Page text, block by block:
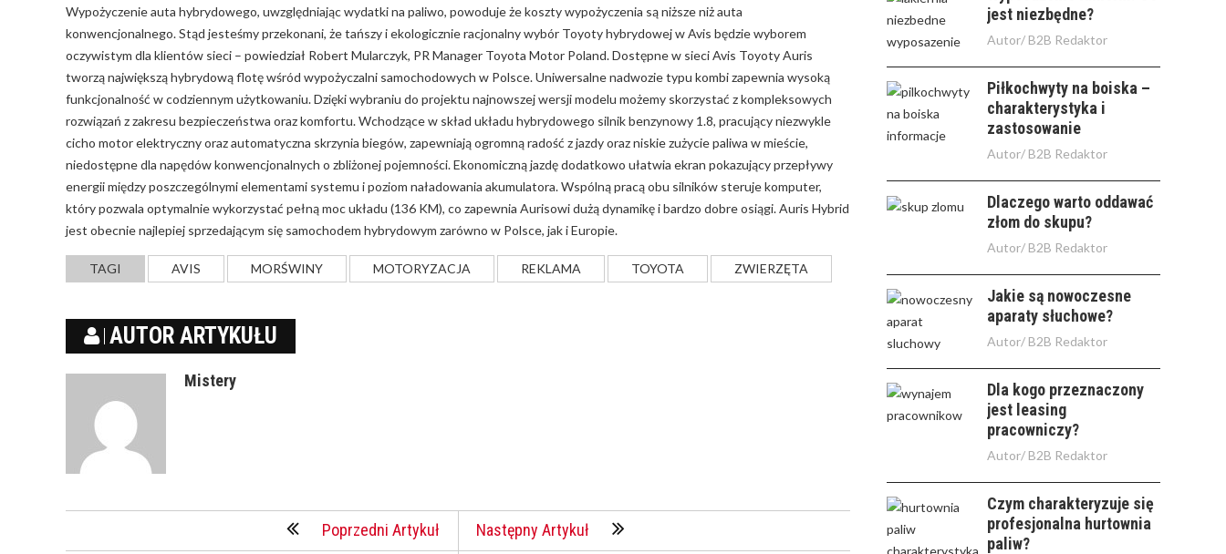
Wypożyczenie auta hybrydowego, uwzględniając wydatki na paliwo, powoduje że koszty wypożyczenia są niższe niż auta
konwencjonalnego. Stąd jesteśmy przekonani, że tańszy i ekologicznie racjonalny wybór Toyoty hybrydowej w Avis będzie wyborem
oczywistym dla klientów sieci – powiedział Robert Mularczyk, PR Manager Toyota Motor Poland. Dostępne w sieci Avis Toyoty Auris
tworzą największą hybrydową flotę wśród wypożyczalni samochodowych w Polsce. Uniwersalne nadwozie typu kombi zapewnia wysoką
funkcjonalność w codziennym użytkowaniu. Dzięki wybraniu do projektu najnowszej wersji modelu możemy skorzystać z kompleksowych
rozwiązań z zakresu bezpieczeństwa oraz komfortu. Wchodzące w skład układu hybrydowego silnik benzynowy 1.8, pracujący niezwykle
cicho motor elektryczny oraz automatyczna skrzynia biegów, zapewniają ogromną radość z jazdy oraz niskie zużycie paliwa w mieście,
niedostępne dla napędów konwencjonalnych o zbliżonej pojemności. Ekonomiczną jazdę dodatkowo ułatwia ekran pokazujący przepływy
energii między poszczególnymi elementami systemu i poziom naładowania akumulatora. Wspólną pracą obu silników steruje komputer,
który pozwala optymalnie wykorzystać pełną moc układu (136 KM), co zapewnia Aurisowi dużą dynamikę i bardzo dobre osiągi. Auris Hybrid
jest obecnie najlepiej sprzedającym się samochodem hybrydowym zarówno w Polsce, jak i Europie.
TAGI AVIS MORŚWINY MOTORYZACJA REKLAMA TOYOTA ZWIERZĘTA
AUTOR ARTYKUŁU
Mistery
Poprzedni Artykuł Następny Artykuł
jest niezbędne?
Autor/ B2B Redaktor
Piłkochwyty na boiska –
charakterystyka i
zastosowanie
Autor/ B2B Redaktor
Dlaczego warto oddawać
złom do skupu?
Autor/ B2B Redaktor
Jakie są nowoczesne
aparaty słuchowe?
Autor/ B2B Redaktor
Dla kogo przeznaczony
jest leasing
pracowniczy?
Autor/ B2B Redaktor
Czym charakteryzuje się
profesjonalna hurtownia
paliw?